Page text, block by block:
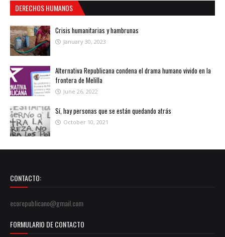
DERECHOS HUMANOS
Crisis humanitarias y hambrunas
January 30, 2023
Alternativa Republicana condena el drama humano vivido en la
frontera de Melilla
June 26, 2022
Sí, hay personas que se están quedando atrás
October 10, 2021
CONTACTO:
ecorepublicano@gmail.com
FORMULARIO DE CONTACTO